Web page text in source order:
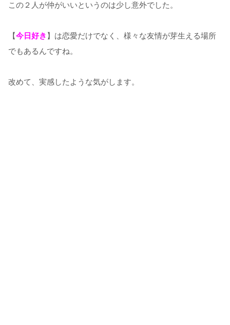
この２人が仲がいいというのは少し意外でした。
【今日好き 】は恋愛だけでなく、様々な友情が芽生える場所
でもあるんですね。
改めて、実感したような気がします。